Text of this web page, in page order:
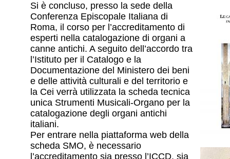
Si è concluso, presso la sede della
Conferenza Episcopale Italiana di
Roma, il corso per l’accreditamento di
esperti nella catalogazione di organi a
canne antichi. A seguito dell’accordo tra
l’Istituto per il Catalogo e la
Documentazione del Ministero dei beni
e delle attività culturali e del territorio e
la Cei verrà utilizzata la scheda tecnica
unica Strumenti Musicali-Organo per la
catalogazione degli organi antichi
italiani.
Per entrare nella piattaforma web della
scheda SMO, è necessario
l’accreditamento sia presso l’ICCD, sia